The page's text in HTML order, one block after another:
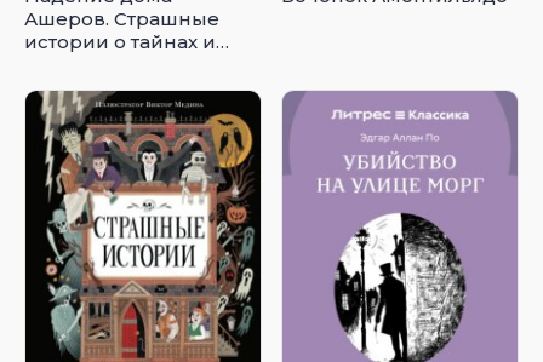
Ашеров. Страшные
истории о тайнах и